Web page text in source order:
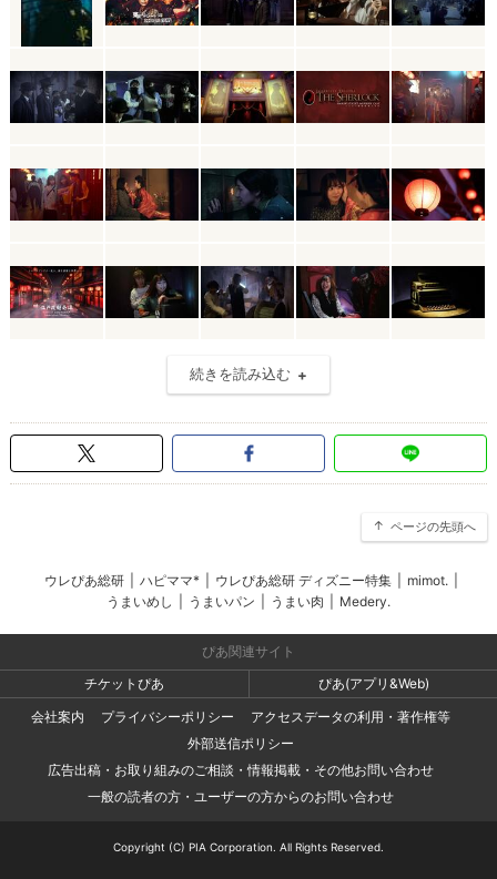
続きを読み込む
ページの先頭へ
ウレぴあ総研 ハピママ* ウレぴあ総研 ディズニー特集 mimot.
うまいめし
うまいパン うまい肉 Medery.
ぴあ関連サイト
チケットぴあ
ぴあ(アプリ&Web)
会社案内
プライバシーポリシー
アクセスデータの利用・著作権等
外部送信ポリシー
広告出稿・お取り組みのご相談・情報掲載・その他お問い合わせ
一般の読者の方・ユーザーの方からのお問い合わせ
Copyright (C) PIA Corporation. All Rights Reserved.